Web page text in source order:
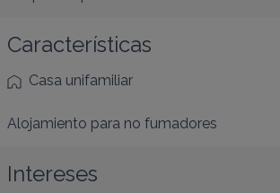
Características
Casa unifamiliar
Alojamiento para no fumadores
Intereses